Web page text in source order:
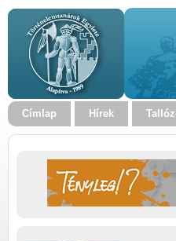
Címlap Hírek